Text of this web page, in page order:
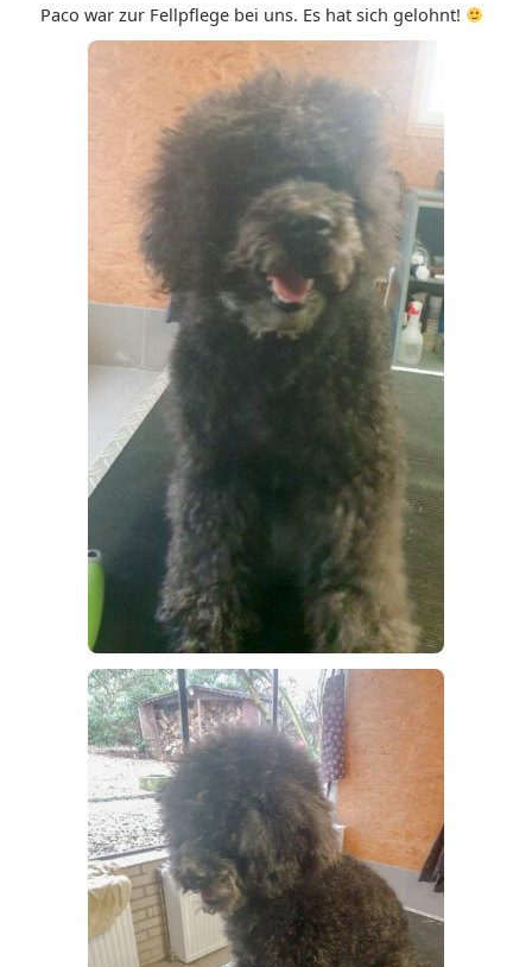
Paco war zur Fellpflege bei uns. Es hat sich gelohnt!